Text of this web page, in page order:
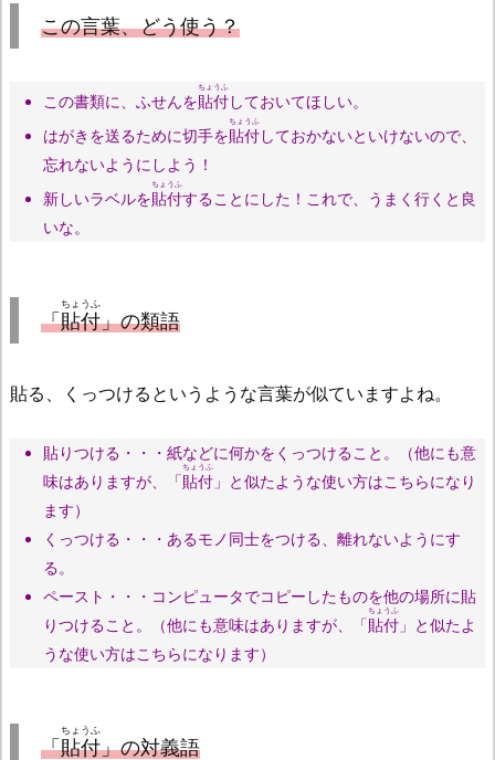
この言葉、どう使う？
この書類に、ふせんを貼付
ちょうふ
しておいてほしい。
はがきを送るために切手を貼付
ちょうふ
しておかないといけないので、
忘れないようにしよう！
新しいラベルを貼付
ちょうふ
することにした！これで、うまく行くと良
いな。
「貼付
ちょうふ
」の類語
貼る、くっつけるというような言葉が似ていますよね。
貼りつける ・・・紙などに何かをくっつけること。（他にも意
味はありますが、「貼付
ちょうふ
」と似たような使い方はこちらになり
ます）
くっつける ・・・あるモノ同士をつける、離れないようにす
る。
ペースト・・・コンピュータでコピーしたものを他の場所に貼
りつけること。（他にも意味はありますが、「貼付
ちょうふ
」と似たよ
うな使い方はこちらになります）
「貼付
ちょうふ
」の対義語